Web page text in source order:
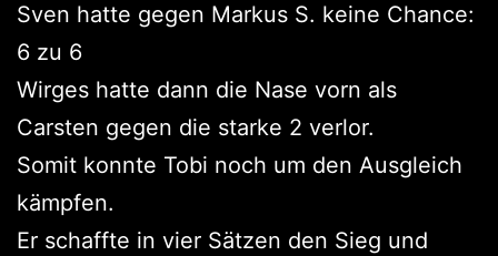
Sven hatte gegen Markus S. keine Chance:
6 zu 6
Wirges hatte dann die Nase vorn als
Carsten gegen die starke 2 verlor.
Somit konnte Tobi noch um den Ausgleich
kämpfen.
Er schaffte in vier Sätzen den Sieg und